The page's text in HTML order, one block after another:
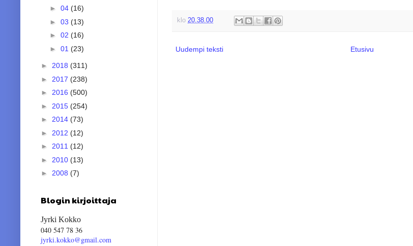
klo 20.38.00
Uudempi teksti Etusivu
► 04 (16)
► 03 (13)
► 02 (16)
► 01 (23)
► 2018 (311)
► 2017 (238)
► 2016 (500)
► 2015 (254)
► 2014 (73)
► 2012 (12)
► 2011 (12)
► 2010 (13)
► 2008 (7)
Blogin kirjoittaja
Jyrki Kokko
040 547 78 36
jyrki.kokko@gmail.com